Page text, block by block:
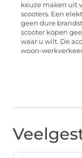
keuze maken uit
scooters. Een
geen dure
scooter kopen
waar u wilt. De
woon-